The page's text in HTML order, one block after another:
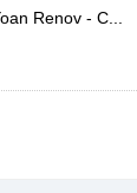
Renov - C...